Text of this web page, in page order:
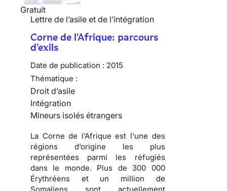
Gratuit
Lettre de l’asile et de l’intégration
Corne de l'Afrique: parcours
d'exils
Date de publication : 2015
Thématique :
Droit d’asile
Intégration
Mineurs isolés étrangers
La Corne de l’Afrique est l'une des
régions d’origine les plus
représentées parmi les réfugiés
dans le monde. Plus de 300 000
Érythréens et un million de